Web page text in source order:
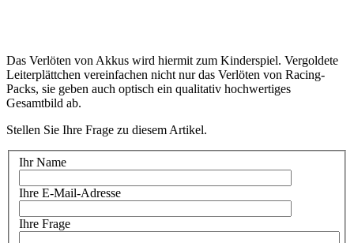
Das Verlöten von Akkus wird hiermit zum Kinderspiel. Vergoldete
Leiterplättchen vereinfachen nicht nur das Verlöten von Racing-
Packs, sie geben auch optisch ein qualitativ hochwertiges
Gesamtbild ab.
Stellen Sie Ihre Frage zu diesem Artikel.
Ihr Name
Ihre E-Mail-Adresse
Ihre Frage